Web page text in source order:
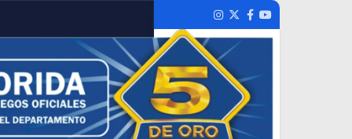
Instagram
TwitterFacebook
Youtube